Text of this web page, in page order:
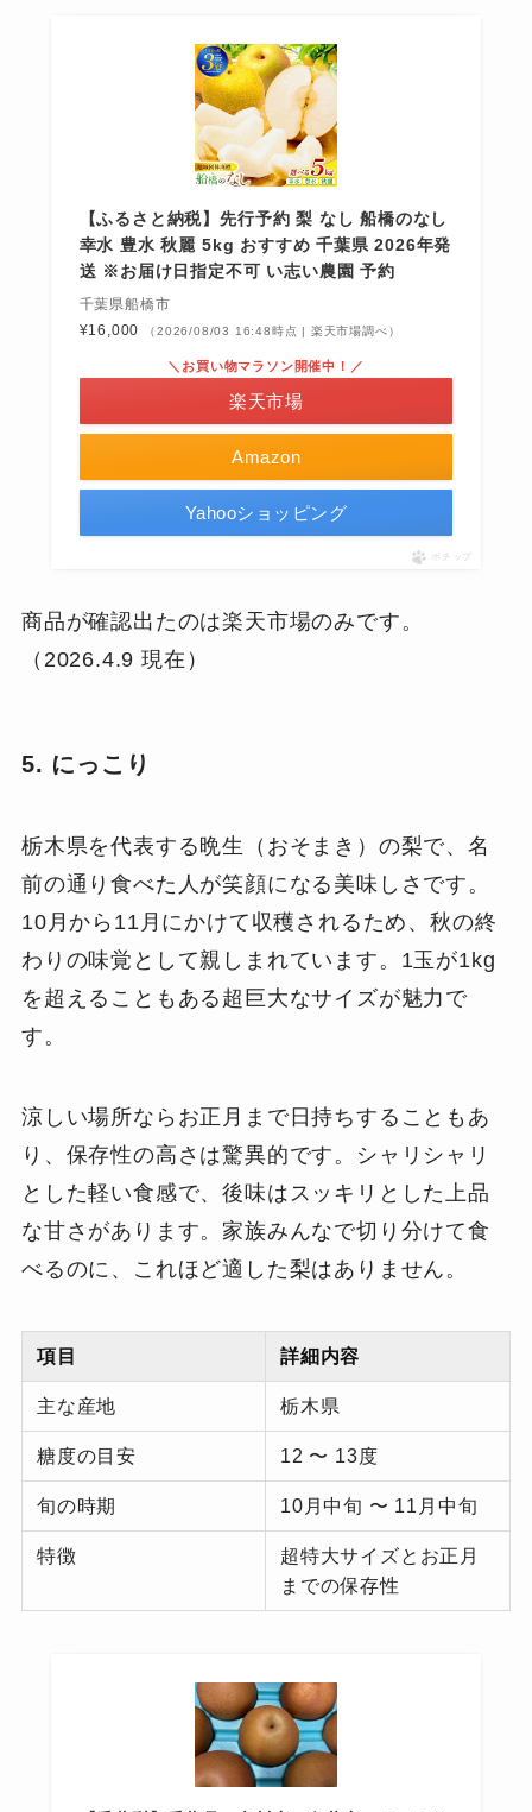
【ふるさと納税】先行予約 梨 なし 船橋のなし
幸水 豊水 秋麗 5kg おすすめ 千葉県 2026年発
送 ※お届け日指定不可 い志い農園 予約
千葉県船橋市
¥16,000
（2026/08/03 16:48時点 | 楽天市場調べ）
Amazon
＼お買い物マラソン開催中！／
楽天市場
Yahooショッピング
ポチップ
商品が確認出たのは楽天市場のみです。
（2026.4.9 現在）
5. にっこり
栃木県を代表する晩生（おそまき）の梨で、名
前の通り食べた人が笑顔になる美味しさです。
10月から11月にかけて収穫されるため、秋の終
わりの味覚として親しまれています。1玉が1kg
を超えることもある超巨大なサイズが魅力で
す。
涼しい場所ならお正月まで日持ちすることもあ
り、保存性の高さは驚異的です。シャリシャリ
とした軽い食感で、後味はスッキリとした上品
な甘さがあります。家族みんなで切り分けて食
べるのに、これほど適した梨はありません。
項目 詳細内容
主な産地 栃木県
糖度の目安 12 〜 13度
旬の時期 10月中旬 〜 11月中旬
特徴
超特大サイズとお正月
までの保存性